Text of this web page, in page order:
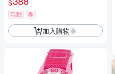
$
活動 券
加入購物車